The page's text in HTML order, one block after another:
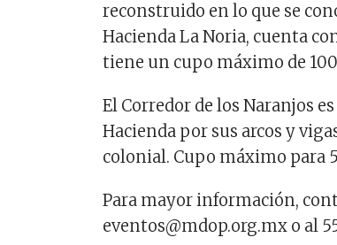
reconstruido en lo que se
Hacienda La Noria, cuenta
tiene un cupo máximo de
El Corredor de los Naranjos
Hacienda por sus arcos y
colonial. Cupo máximo para
Para mayor información,
eventos@mdop.org.mx o al